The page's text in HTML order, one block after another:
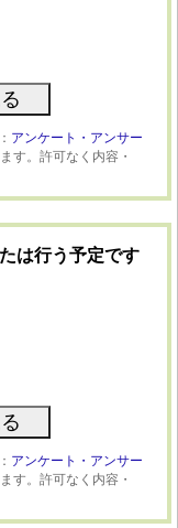
アンケート・アンサー
す。許可なく内容・
は行う予定です
アンケート・アンサー
す。許可なく内容・